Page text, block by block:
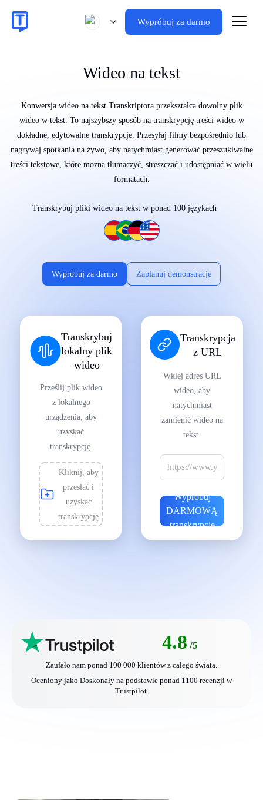
Wypróbuj za darmo
Wideo na tekst
Konwersja wideo na tekst Transkriptora przekształca dowolny plik
wideo w tekst. To najszybszy sposób na transkrypcję treści wideo w
dokładne, edytowalne transkrypcje. Przesyłaj filmy bezpośrednio lub
nagrywaj spotkania na żywo, aby natychmiast generować przeszukiwalne
treści tekstowe, które można tłumaczyć, streszczać i udostępniać w wielu
formatach.
Transkrybuj pliki wideo na tekst w ponad 100 językach
Wypróbuj za darmo Zaplanuj demonstrację
Transkrybuj
lokalny plik
wideo
Prześlij plik wideo
z lokalnego
urządzenia, aby
uzyskać
transkrypcję.
Kliknij, aby
przesłać i
uzyskać
transkrypcję
Transkrypcja
z URL
Wklej adres URL
wideo, aby
natychmiast
zamienić wideo na
tekst.
Wypróbuj
DARMOWĄ
transkrypcję
4.8 /5
Zaufało nam ponad 100 000 klientów z całego świata.
Oceniony jako Doskonały na podstawie ponad 1100 recenzji w
Trustpilot.